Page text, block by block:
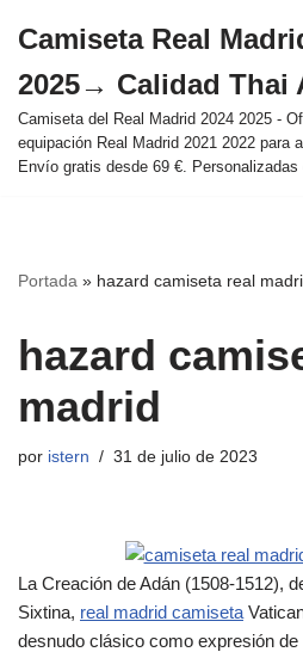
al
contenido
Camiseta Real
2025→ Calidad Thai
Camiseta del Real Madrid 2024 2025 -
equipación Real Madrid 2021 2022 para
Envío gratis desde 69 €. Personalizadas
Portada » hazard camiseta real
hazard
madrid
por istern 31 de julio de 2023
La Creación de Adán (1508-1512),
Sixtina, real madrid camiseta
desnudo clásico como expresión de